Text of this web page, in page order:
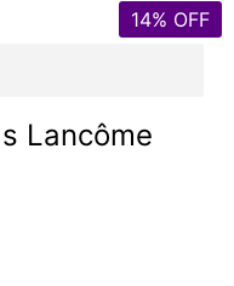
14% OFF
Lancôme